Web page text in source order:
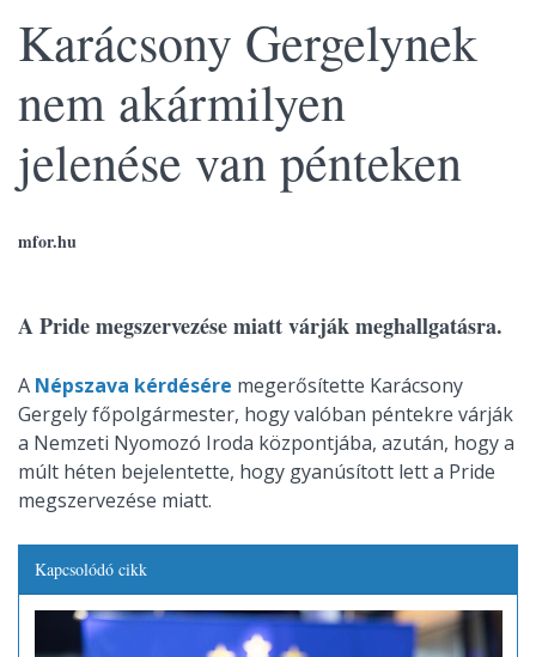
Karácsony Gergelynek
nem akármilyen
jelenése van pénteken
mfor.hu
A Pride megszervezése miatt várják meghallgatásra.
A Népszava kérdésére megerősítette Karácsony
Gergely főpolgármester, hogy valóban péntekre várják
a Nemzeti Nyomozó Iroda központjába, azután, hogy a
múlt héten bejelentette, hogy gyanúsított lett a Pride
megszervezése miatt.
Kapcsolódó cikk